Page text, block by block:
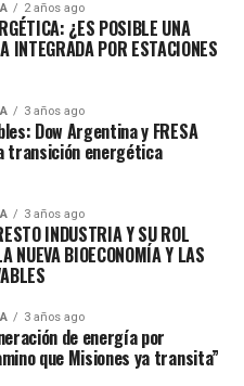
2 años ago
¿ES POSIBLE UNA
INTEGRADA POR ESTACIONES
3 años ago
Dow Argentina y FRESA
transición energética
3 años ago
INDUSTRIA Y SU ROL
NUEVA BIOECONOMÍA Y LAS
3 años ago
de energía por
que Misiones ya transita”